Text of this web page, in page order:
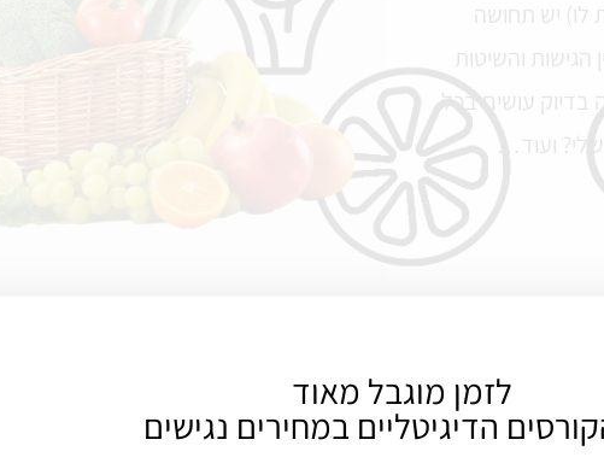
לו) יש תחושה
והשיטות
בדיוק עושים בכל
ועוד…
אז מה עושים?
לזמן מוגבל מאוד
הדיגיטליים במחירים נגישים